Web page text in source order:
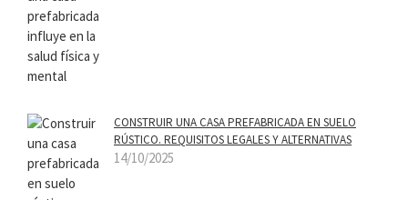
CONSTRUIR UNA CASA PREFABRICADA EN SUELO
RÚSTICO. REQUISITOS LEGALES Y ALTERNATIVAS
14/10/2025